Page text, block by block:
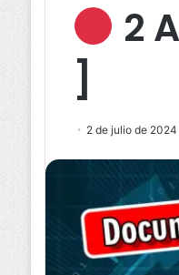
2
]
2 de julio de 2024